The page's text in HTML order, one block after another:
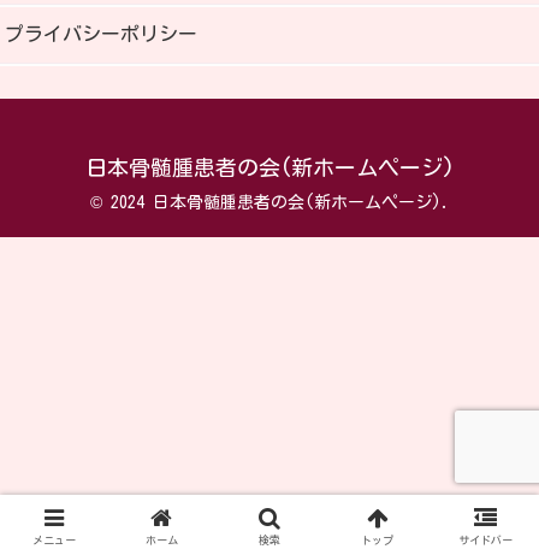
プライバシーポリシー
日本骨髄腫患者の会(新ホームページ)
© 2024 日本骨髄腫患者の会(新ホームページ).
メニュー ホーム 検索 トップ サイドバー